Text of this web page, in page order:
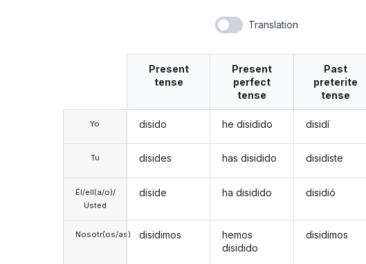
Translation
Yo
Tu
Él/ell(a/o)/
Usted
Nosotr(os/as)
Present
tense
disido
disides
diside
disidimos
Present
perfect
tense
he disidido
has disidido
ha disidido
hemos
disidido
Past
preterite
tense
disidí
disidiste
disidió
disidimos